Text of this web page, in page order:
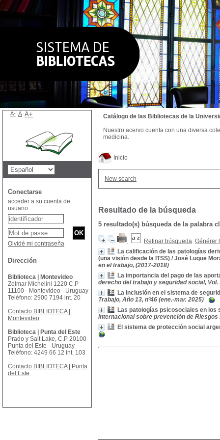
Inicio
New search
Resultado de la búsqueda
5 resultado(s) búsqueda de la palabra
Refinar búsqueda Générer
La calificación de las patologías
(una visión desde la ITSS) / José Luque
en el trabajo, (2017-2018)
La importancia del pago de las
derecho del trabajo y seguridad social, Vol.
La inclusión en el sistema de
Trabajo, Año 13, nº46 (ene.-mar. 2025)
Las patologías psicosociales en
internacional sobre prevención de
El sistema de protección social
Catálogo de las Bibliotecas de la
Nuestro acervo cuenta con una diversa
medicina.
A- A A+
Conectarse
acceder a su cuenta de
usuario
Olvidé mi contraseña
Dirección
Biblioteca | Montevideo
Zelmar Michelini 1220 C.P
11100 - Montevideo - Uruguay
Teléfono: 2900 7194 int. 20
Contacto BIBLIOTECA |
Montevideo
Biblioteca | Punta del Este
Prado y Salt Lake, C.P 20100
Punta del Este - Uruguay
Teléfono: 4249 66 12 int. 103
Contacto BIBLIOTECA | Punta
del Este